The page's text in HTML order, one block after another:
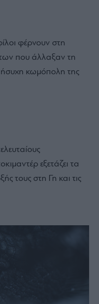
φέρνουν στη
που άλλαξαν τη
ήσυχη κωμόπολη της
εξετάζει τα
τους στη Γη και τις